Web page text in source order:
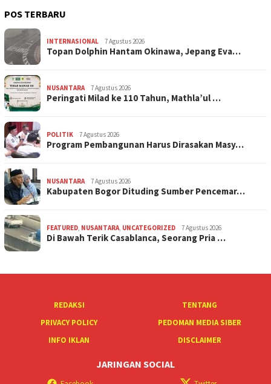
POS TERBARU
INTERNASIONAL 7 Agustus 2026
Topan Dolphin Hantam Okinawa, Jepang Eva…
NUSANTARA 7 Agustus 2026
Peringati Milad ke 110 Tahun, Mathla’ul …
POLITIK 7 Agustus 2026
Program Pembangunan Harus Dirasakan Masy…
NUSANTARA 7 Agustus 2026
Kabupaten Bogor Dituding Sumber Pencemar…
FEATURED, NUSANTARA, UNCATEGORIZED 7 Agustus 2026
Di Bawah Terik Casablanca, Seorang Pria …
REDAKSI
TENTANG
PRIVACY POLICY
PEDOMAN MEDIA SIBER
INFO IKLAN
DISCLAIMER
JARINGAN SOCIAL